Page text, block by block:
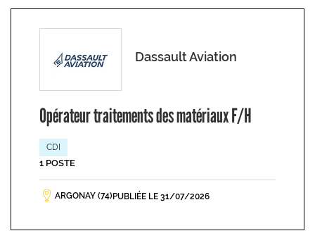
Dassault Aviation
Opérateur traitements des matériaux F/H
CDI
1 POSTE
ARGONAY (74) PUBLIÉE LE 31/07/2026